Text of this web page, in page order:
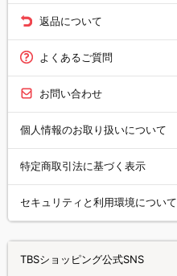
返品について
よくあるご質問
お問い合わせ
個人情報のお取り扱いについて
特定商取引法に基づく表示
セキュリティと利用環境について
TBSショッピング公式SNS